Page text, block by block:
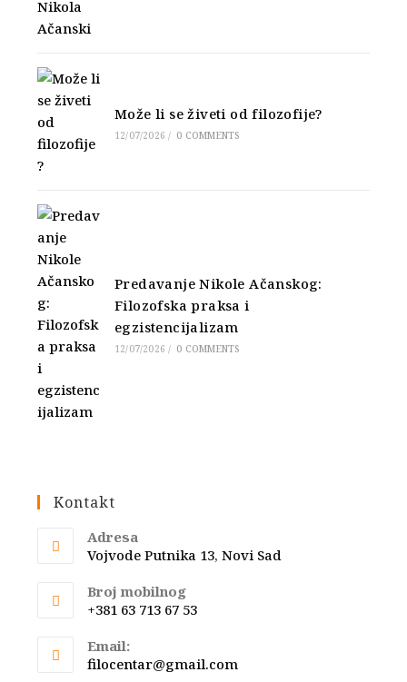
Može li se živeti od filozofije?
12/07/2026 / 0 COMMENTS
Predavanje Nikole Ačanskog:
Filozofska praksa i
egzistencijalizam
12/07/2026 / 0 COMMENTS
Kontakt
Adresa
Vojvode Putnika 13, Novi Sad
Broj mobilnog
+381 63 713 67 53
Email:
filocentar@gmail.com